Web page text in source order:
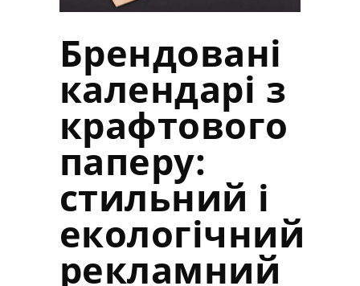
Брендовані
календарі з
крафтового
паперу:
стильний і
екологічний
рекламний